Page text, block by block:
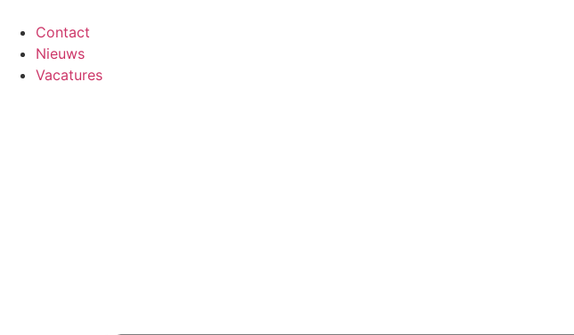
naar
inhoud
Contact
Nieuws
Vacatures